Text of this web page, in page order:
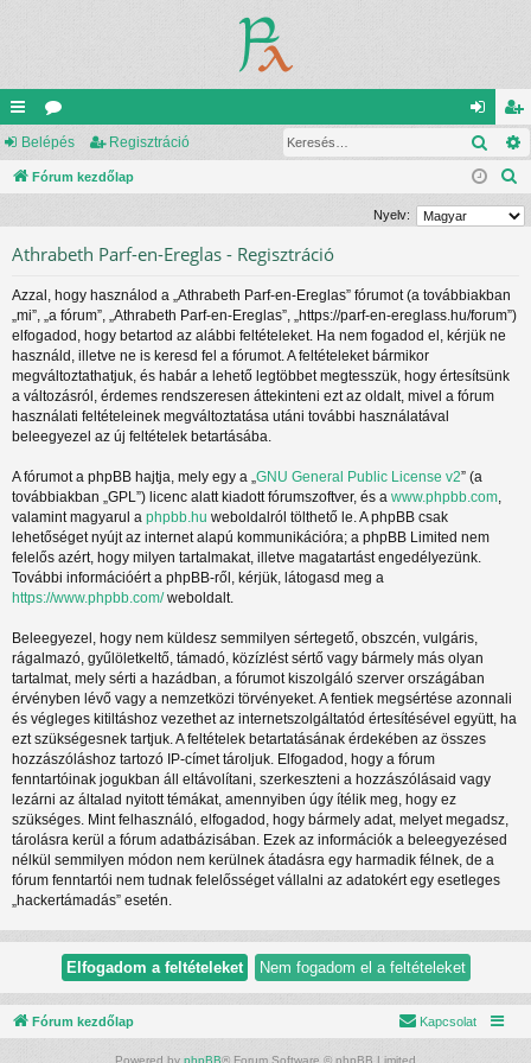
yo
rs
ke
ór
u
ok
el
ép
eg
is
ztr
Belépés Regisztráció
Fórum kezdőlap
r
Nyelv:
Athrabeth Parf-en-Ereglas - Regisztráció
Azzal, hogy használod a „Athrabeth Parf-en-Ereglas” fórumot (a továbbiakban
„mi”, „a fórum”, „Athrabeth Parf-en-Ereglas”, „https://parf-en-ereglass.hu/forum”)
elfogadod, hogy betartod az alábbi feltételeket. Ha nem fogadod el, kérjük ne
használd, illetve ne is keresd fel a fórumot. A feltételeket bármikor
megváltoztathatjuk, és habár a lehető legtöbbet megtesszük, hogy értesítsünk
a változásról, érdemes rendszeresen áttekinteni ezt az oldalt, mivel a fórum
használati feltételeinek megváltoztatása utáni további használatával
beleegyezel az új feltételek betartásába.
A fórumot a phpBB hajtja, mely egy a „ GNU General Public License v2” (a
továbbiakban „GPL”) licenc alatt kiadott fórumszoftver, és a www.phpbb.com
valamint magyarul a phpbb.hu weboldalról tölthető le. A phpBB csak
lehetőséget nyújt az internet alapú kommunikációra; a phpBB Limited nem
felelős azért, hogy milyen tartalmakat, illetve magatartást engedélyezünk.
További információért a phpBB-ről, kérjük, látogasd meg a
https://www.phpbb.com/weboldalt.
Beleegyezel, hogy nem küldesz semmilyen sértegető, obszcén, vulgáris,
rágalmazó, gyűlöletkeltő, támadó, közízlést sértő vagy bármely más olyan
tartalmat, mely sérti a hazádban, a fórumot kiszolgáló szerver országában
érvényben lévő vagy a nemzetközi törvényeket. A fentiek megsértése azonnali
és végleges kitiltáshoz vezethet az internetszolgáltatód értesítésével együtt, ha
ezt szükségesnek tartjuk. A feltételek betartatásának érdekében az összes
hozzászóláshoz tartozó IP-címet tároljuk. Elfogadod, hogy a fórum
fenntartóinak jogukban áll eltávolítani, szerkeszteni a hozzászólásaid vagy
lezárni az általad nyitott témákat, amennyiben úgy ítélik meg, hogy ez
szükséges. Mint felhasználó, elfogadod, hogy bármely adat, melyet megadsz,
tárolásra kerül a fórum adatbázisában. Ezek az információk a beleegyezésed
nélkül semmilyen módon nem kerülnek átadásra egy harmadik félnek, de a
fórum fenntartói nem tudnak felelősséget vállalni az adatokért egy esetleges
„hackertámadás” esetén.
Fórum kezdőlap Kapcsolat
Powered by phpBB® Forum Software © phpBB Limited